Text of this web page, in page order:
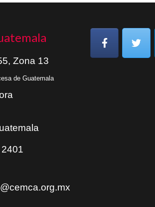
Zona 13
de Guatemala